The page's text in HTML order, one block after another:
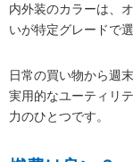
内外装のカラーは、
いが特定グレードで
日常の買い物から週
実用的なユーティリ
力のひとつです。